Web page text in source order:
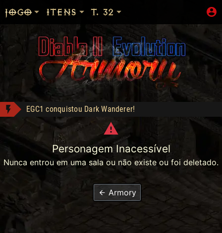
EGC1 conquistou Dark Wanderer!
Ogre's Chief Boots - Compra: 350
mattar10 conquistou Dark Wanderer!
Heart of the Oak - Compra: 400
Jah Stack - Compra: 330
Shop: "Hire do Ato 5."
Apolomito conquistou Vice Baal Speed!
JOGO ITENS T. 32
Personagem Inacessível
Nunca entrou em uma sala ou não existe ou foi deletado.
Armory